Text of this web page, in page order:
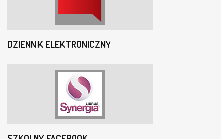
DZIENNIK ELEKTRONICZNY